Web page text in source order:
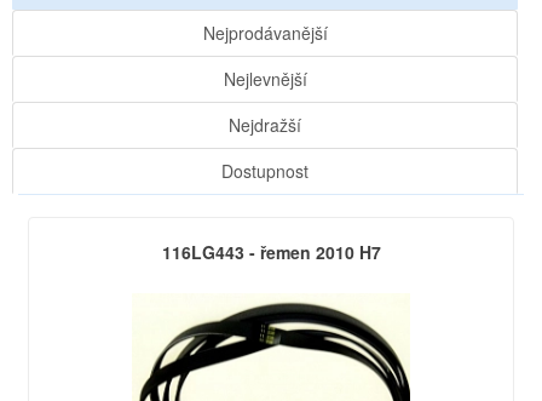
Nejprodávanější
Nejlevnější
Nejdražší
Dostupnost
116LG443 - řemen 2010 H7